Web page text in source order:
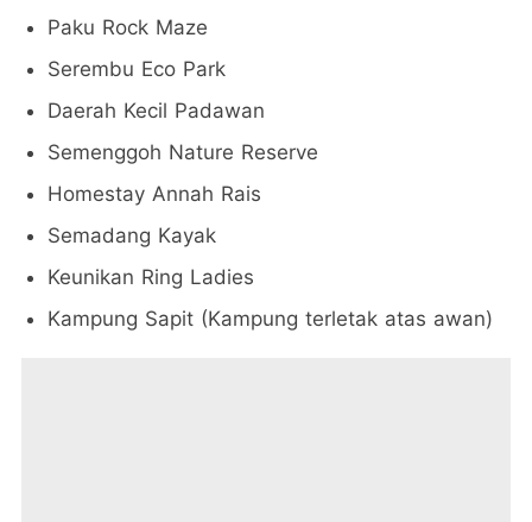
Paku Rock Maze
Serembu Eco Park
Daerah Kecil Padawan
Semenggoh Nature Reserve
Homestay Annah Rais
Semadang Kayak
Keunikan Ring Ladies
Kampung Sapit (Kampung terletak atas awan)